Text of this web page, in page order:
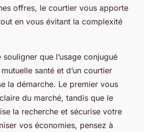
offres, le courtier vous apporte
en vous évitant la complexité
que l’usage conjugué
santé et d’un courtier
la démarche. Le premier vous
du marché, tandis que le
la recherche et sécurise votre
vos économies, pensez à